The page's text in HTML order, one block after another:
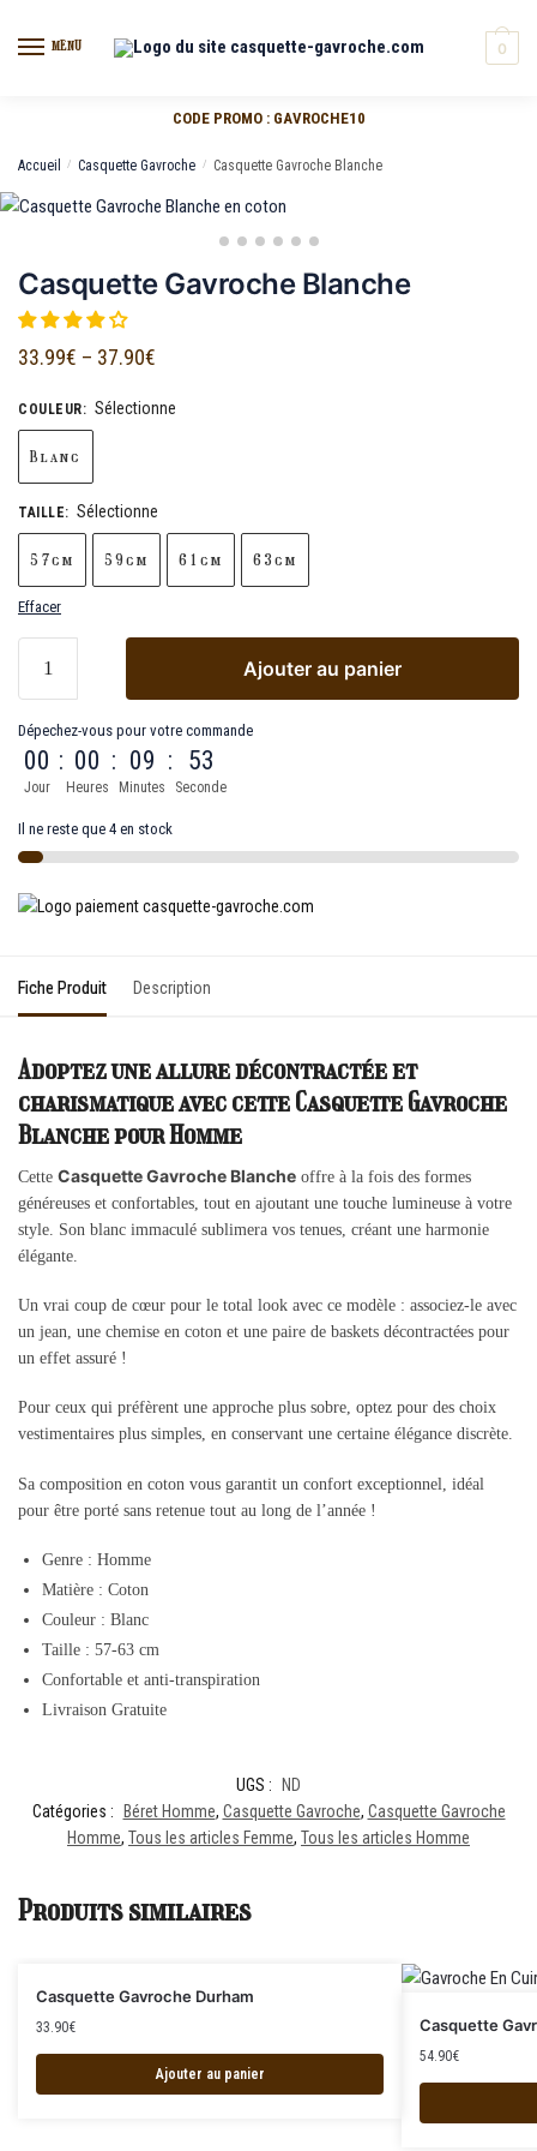
MENU 0
CODE PROMO : GAVROCHE10
Accueil / Casquette Gavroche / Casquette Gavroche Blanche
Casquette Gavroche Blanche
33.99€ – 37.90€
COULEUR: Sélectionne
Blanc
TAILLE: Sélectionne
57cm 59cm 61cm 63cm
Effacer
Ajouter au panier
Dépechez-vous pour votre commande
00
Jour
: 00
Heures
: 09
Minutes
: 53
Seconde
Il ne reste que 4 en stock
Fiche Produit Description
Adoptez une allure décontractée et
charismatique avec cette Casquette Gavroche
Blanche pour Homme
Cette Casquette Gavroche Blanche offre à la fois des formes
généreuses et confortables, tout en ajoutant une touche lumineuse à votre
style. Son blanc immaculé sublimera vos tenues, créant une harmonie
élégante.
Un vrai coup de cœur pour le total look avec ce modèle : associez-le avec
un jean, une chemise en coton et une paire de baskets décontractées pour
un effet assuré !
Pour ceux qui préfèrent une approche plus sobre, optez pour des choix
vestimentaires plus simples, en conservant une certaine élégance discrète.
Sa composition en coton vous garantit un confort exceptionnel, idéal
pour être porté sans retenue tout au long de l’année !
Genre : Homme
Matière : Coton
Couleur : Blanc
Taille : 57-63 cm
Confortable et anti-transpiration
Livraison Gratuite
UGS :
ND
Catégories :
Béret Homme, Casquette Gavroche, Casquette Gavroche
Homme, Tous les articles Femme, Tous les articles Homme
Produits similaires
Casquette Gavroche Durham
33.90€
Ajouter au panier
Casquette
54.90€